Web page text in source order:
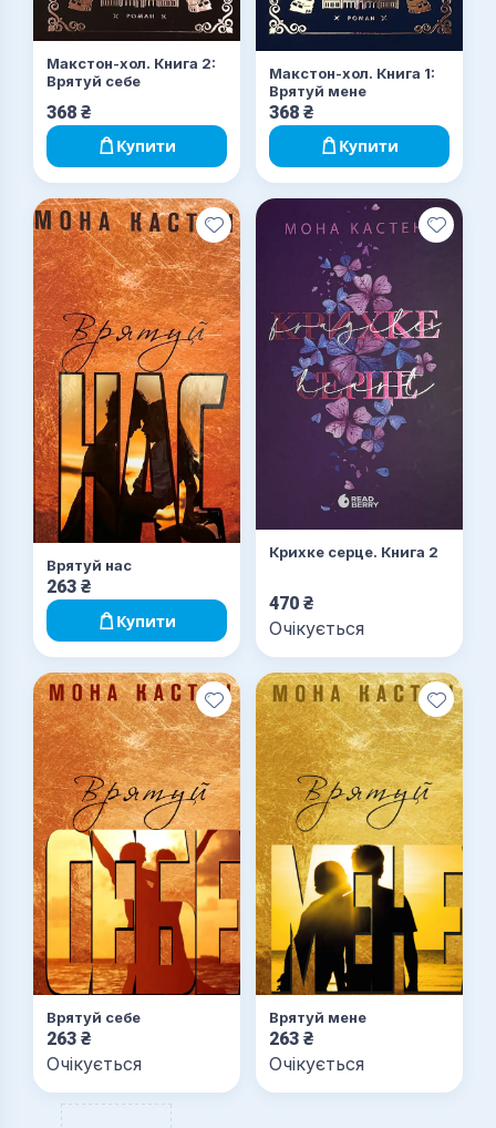
Макстон-хол. Книга 2:
Врятуй себе
368 ₴
Купити
Макстон-хол. Книга 1:
Врятуй мене
368 ₴
Купити
Врятуй нас
263 ₴
Купити
Крихке серце. Книга 2
470 ₴
Очікується
Врятуй себе
263 ₴
Очікується
Врятуй мене
263 ₴
Очікується